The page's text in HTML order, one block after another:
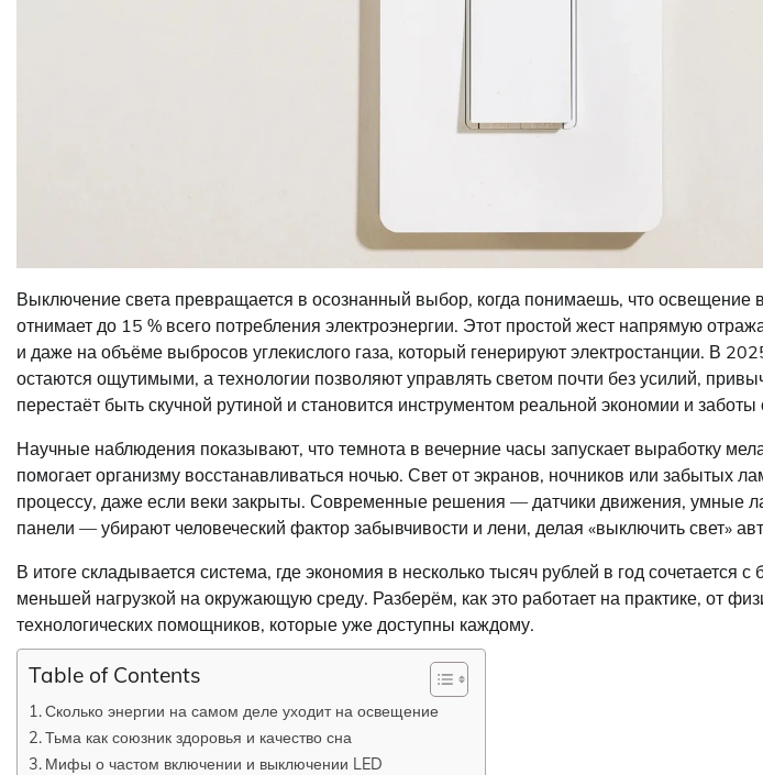
Выключение света превращается в осознанный выбор, когда понимаешь, что освещение
отнимает до 15 % всего потребления электроэнергии. Этот простой жест напрямую
и даже на объёме выбросов углекислого газа, который генерируют электростанции. В
остаются ощутимыми, а технологии позволяют управлять светом почти без усилий,
перестаёт быть скучной рутиной и становится инструментом реальной экономии и заботы
Научные наблюдения показывают, что темнота в вечерние часы запускает выработку
помогает организму восстанавливаться ночью. Свет от экранов, ночников или забытых
процессу, даже если веки закрыты. Современные решения — датчики движения, умные
панели — убирают человеческий фактор забывчивости и лени, делая «выключить свет»
В итоге складывается система, где экономия в несколько тысяч рублей в год сочетается
меньшей нагрузкой на окружающую среду. Разберём, как это работает на практике, от
технологических помощников, которые уже доступны каждому.
Table of Contents
Сколько энергии на самом деле уходит на освещение
Тьма как союзник здоровья и качество сна
Мифы о частом включении и выключении LED